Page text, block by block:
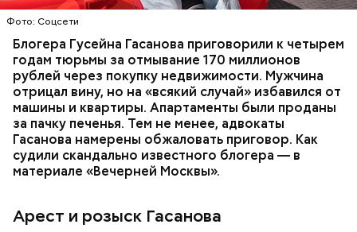
Фото: Соцсети
Блогера Гусейна Гасанова приговорили к четырем
годам тюрьмы за отмывание 170 миллионов
рублей через покупку недвижимости. Мужчина
отрицал вину, но на «всякий случай» избавился от
машины и квартиры. Апартаменты были проданы
за пачку печенья. Тем не менее, адвокаты
Гасанова намерены обжаловать приговор. Как
судили скандально известного блогера — в
материале «Вечерней Москвы».
Арест и розыск Гасанова
Молодого человека задержали. На первом же
допросе он признался, что планировал отравить
только отчима. Тогда следователи посчитали, что
мотивом преступления была квартира родителей,
которая в случае их смерти перешла бы сыну. Но
спустя несколько дней Миссюра заявил, что ранее
уже травил других людей.